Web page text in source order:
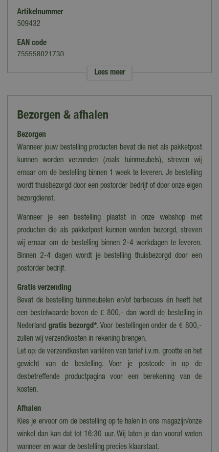
Artikelnummer
509432
EAN code
755558021730
Merk
Geuren & Parfum
Type
Vloeistof
Lees meer
Bezorgen & afhalen
Bezorgen
Wanneer jouw bestelling producten bevat die niet als pakketpost
kunnen worden verzonden (zoals tuinmeubels), streven wij
ernaar om de bestelling binnen 1 week te leveren. Je bestelling
wordt thuisbezorgd door een postorder bedrijf of door onze eigen
bezorgdienst.
Wanneer je een bestelling plaatst in onze webshop met
producten die als pakketpost kunnen worden bezorgd, streven
wij ernaar om de bestelling binnen 2-4 werkdagen te leveren.
Binnen 2-4 dagen wordt je bestelling thuisbezorgd door een
postorder bedrijf.
Gratis verzending
Bevat de bestelling tuinmeubelen en/of barbecues én heeft het
een bestelwaarde boven de € 800,- dan wordt de bestelling in
Nederland gratis bezorgd*. Voor bestellingen onder de € 800,-
zullen wij verzendkosten in rekening brengen.
Let op: de verzendkosten variëren van tarief i.v.m. grootte en het
gewicht van de bestelling. Voer je postcode in op de
desbetreffende productpagina voor een berekening van de
kosten.
Afhalen
Kies je ervoor om de bestelling op te halen in ons magazijn/onze
winkel dan kan dat tot 16:30 uur. Wij laten je dan vooraf weten
wanneer en waar de bestelling precies klaarstaat.